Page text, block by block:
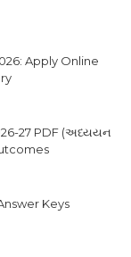
Apply Online
27 PDF (અધ્યયન
Keys